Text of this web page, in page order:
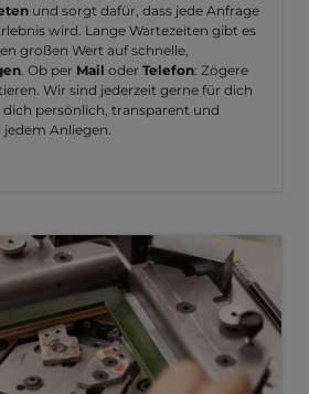
und sorgt dafür, dass jede Anfrage
wird. Lange Wartezeiten gibt es
großen Wert auf schnelle,
. Ob per Mail oder Telefon: Zögere
Wir sind jederzeit gerne für dich
persönlich, transparent und
Anliegen.